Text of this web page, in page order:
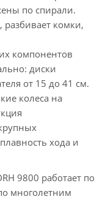
по спирали.
разбивает комки,
компонентов
диски
от 15 до 41 см.
колеса на
хода и
9800 работает по
многолетним